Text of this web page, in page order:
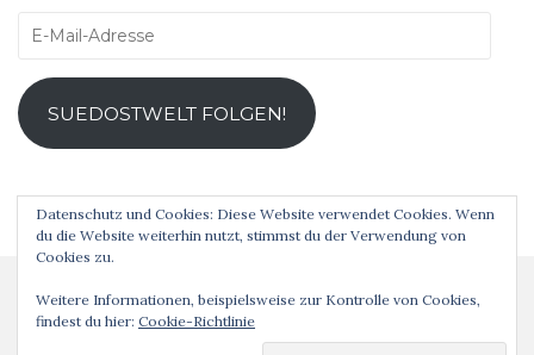
E-
Adresse
SUEDOSTWELT FOLGEN!
Datenschutz und Cookies: Diese Website verwendet Cookies. Wenn
du die Website weiterhin nutzt, stimmst du der Verwendung von
Cookies zu.
Weitere Informationen, beispielsweise zur Kontrolle von Cookies,
findest du hier: Cookie-Richtlinie
Analog ist schöner! © 2019 Theme vonColorlibPowered byWordPress